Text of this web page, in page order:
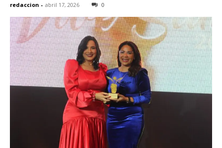
redaccion - abril 17, 2026 0